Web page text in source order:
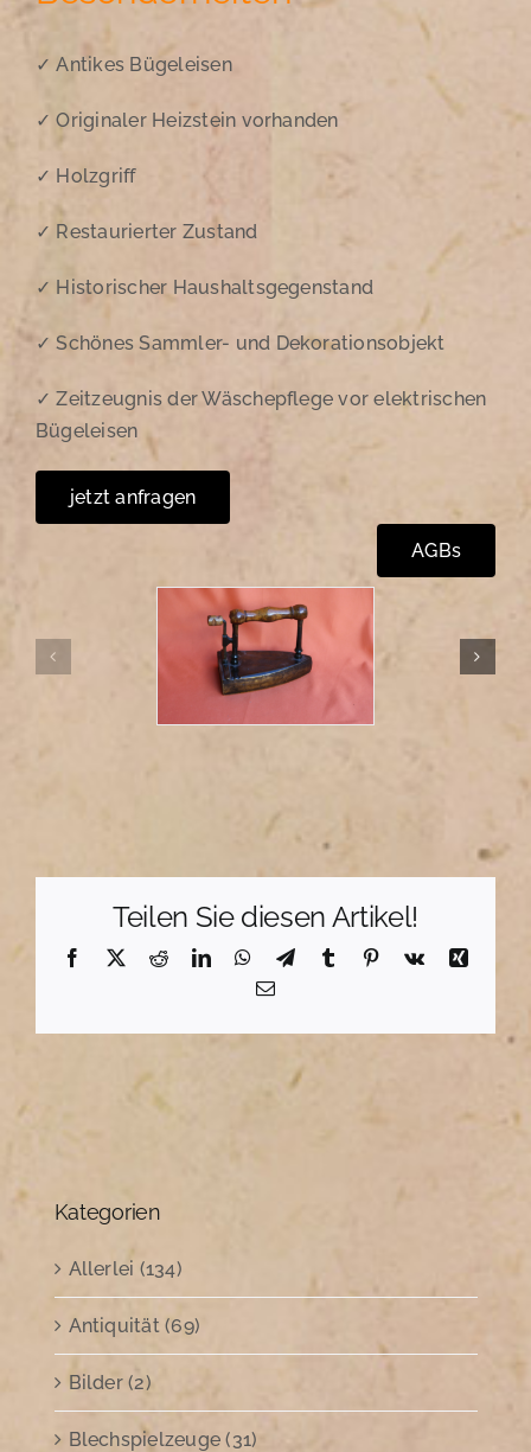
✓ Antikes Bügeleisen
✓ Originaler Heizstein vorhanden
✓ Holzgriff
✓ Restaurierter Zustand
✓ Historischer Haushaltsgegenstand
✓ Schönes Sammler- und Dekorationsobjekt
✓ Zeitzeugnis der Wäschepflege vor elektrischen
Bügeleisen
jetzt anfragen
AGBs
Teilen Sie diesen Artikel!
Facebook
X RedditLinkedInWhatsApp
TelegramTumblr Pinterest
Vk
Xing
E-
Kategorien
Allerlei (134)
Antiquität (69)
Bilder (2)
Blechspielzeuge (31)